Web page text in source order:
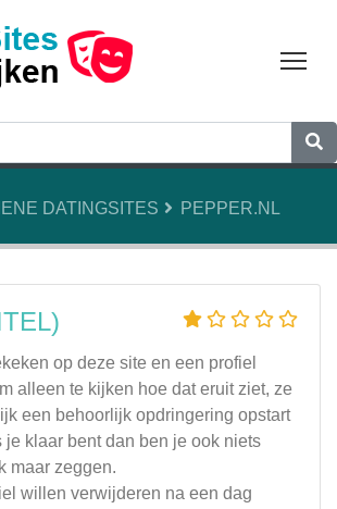
DATINGSITES PEPPER.NL
op deze site en een profiel
alleen te kijken hoe dat eruit ziet, ze
een behoorlijk opdringering opstart
je klaar bent dan ben je ook niets
maar zeggen.
willen verwijderen na een dag